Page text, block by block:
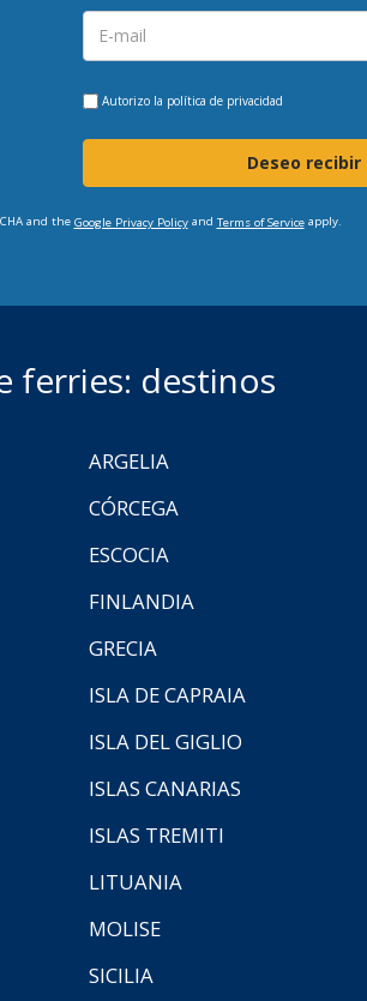
Autorizo la política de privacidad
Deseo
and the Google Privacy Policyand Terms of Serviceapply.
ferries: destinos
ARGELIA
CÓRCEGA
ESCOCIA
FINLANDIA
GRECIA
ISLA DE CAPRAIA
ISLA DEL GIGLIO
ISLAS CANARIAS
ISLAS TREMITI
LITUANIA
MOLISE
SICILIA